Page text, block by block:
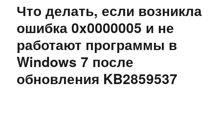
Что делать, если возникла
ошибка 0x0000005 и не
работают программы в
Windows 7 после
обновления KB2859537